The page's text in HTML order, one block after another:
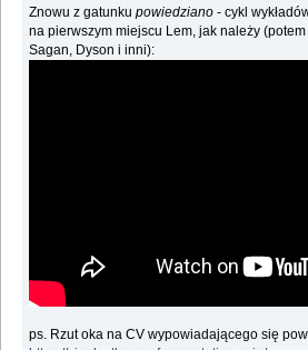
Znowu z gatunkupowiedziano - cykl
na pierwszym miejscu Lem, jak należy (potem
Sagan, Dyson i inni):
ps. Rzut oka na CV wypowiadającego się